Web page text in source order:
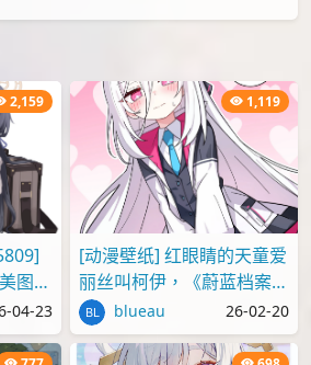
！
thunter
Lv.4
评论 0 节操 7890